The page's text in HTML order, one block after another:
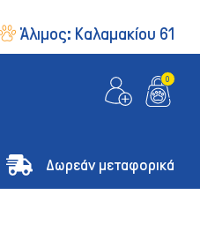
Άλιμος: Καλαμακίου 61
0
Δωρεάν μεταφορικά